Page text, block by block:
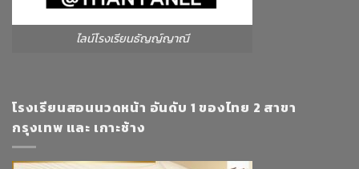
ไลน์โรงเรียนธัญญ์ญาณี
โรงเรียนสอนนวดหน้า อันดับ 1 ของไทย 2 สาขา
กรุงเทพ และ เกาะช้าง